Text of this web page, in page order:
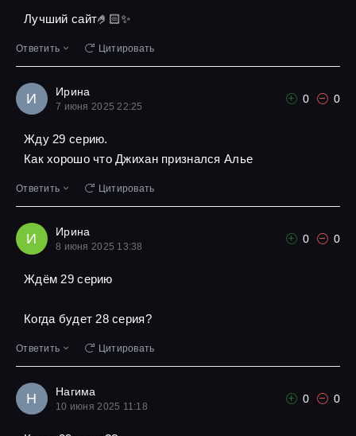
Лучший сайт🤌🏻✨
Ответить Цитировать
И Ирина
7 июня 2025 22:25
0 0
Жду 29 серию.
Как хорошо что Джихан признался Алье
Ответить Цитировать
И Ирина
8 июня 2025 13:38
0 0
Ждём 29 серию
Когда будет 28 серия?
Ответить Цитировать
Н Нагима
10 июня 2025 11:18
0 0